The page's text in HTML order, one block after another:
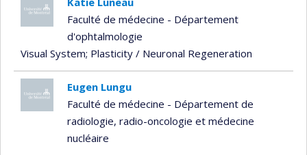
Faculté de médecine - Département
d'ophtalmologie
Visual System; Plasticity / Neuronal Regeneration
Eugen Lungu
Faculté de médecine - Département de
radiologie, radio-oncologie et médecine
nucléaire